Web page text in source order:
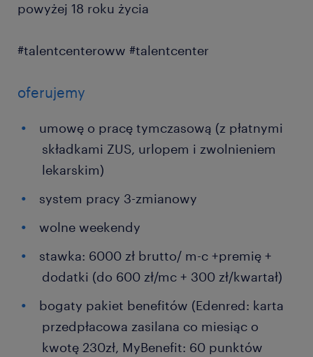
powyżej 18 roku życia
#talentcenteroww #talentcenter
oferujemy
umowę o pracę tymczasową (z płatnymi
składkami ZUS, urlopem i zwolnieniem
lekarskim)
system pracy 3-zmianowy
wolne weekendy
stawka: 6000 zł brutto/ m-c +premię +
dodatki (do 600 zł/mc + 300 zł/kwartał)
bogaty pakiet benefitów (Edenred: karta
przedpłacowa zasilana co miesiąc o
kwotę 230zł, MyBenefit: 60 punktów